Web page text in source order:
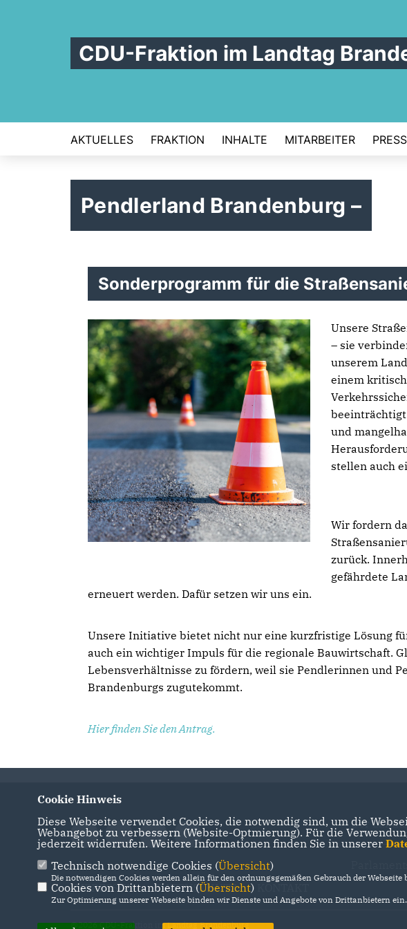
CDU-Fraktion im Landtag
AKTUELLES FRAKTION INHALTE MITARBEITER
Pendlerland Brandenburg –
Sonderprogramm für die
Unsere
– sie
unserem
einem
und
stellen auch
Wir fordern
zurück.
gefährdete
erneuert werden. Dafür setzen wir uns ein.
Unsere Initiative bietet nicht nur eine kurzfristige Lösung
auch ein wichtiger Impuls für die regionale Bauwirtschaft.
Lebensverhältnisse zu fördern, weil sie Pendlerinnen und
Brandenburgs zugutekommt.
Hier finden Sie den Antrag.
IMPRESSUM DATENSCHUTZ
Der
@2026 CDU-Fraktion im Landtag Brandenburg
Cookie Hinweis
Diese Webseite verwendet Cookies, die notwendig sind, um die
Webangebot zu verbessern (Website-Optmierung). Für die
jederzeit widerrufen. Weitere Informationen finden Sie in unserer
Technisch notwendige Cookies (Übersicht)
Die notwendigen Cookies werden allein für den ordnungsgemäßen Gebrauch der Webseite
Cookies von Drittanbietern (Übersicht)
Zur Optimierung unserer Webseite binden wir Dienste und Angebote von Drittanbietern ein.